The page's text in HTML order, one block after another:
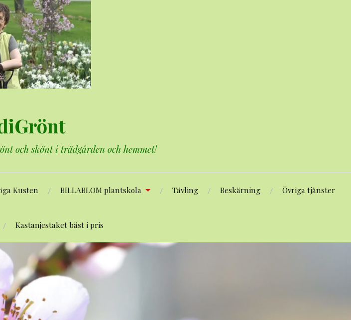
och skönt i trädgården och hemmet!
Kusten BILLABLOM plantskola Tävling Beskärning Övriga tjänster
Kastanjestaket bäst i pris